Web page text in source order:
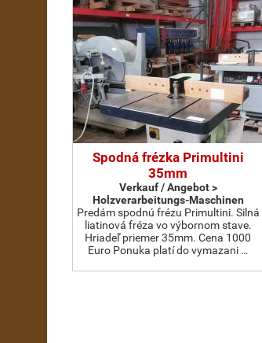
Spodná frézka Primultini
35mm
Verkauf / Angebot >
Holzverarbeitungs-Maschinen
Predám spodnú frézu Primultini. Silná
liatinová fréza vo výbornom stave.
Hriadeľ priemer 35mm. Cena 1000
Euro Ponuka platí do vymazani …